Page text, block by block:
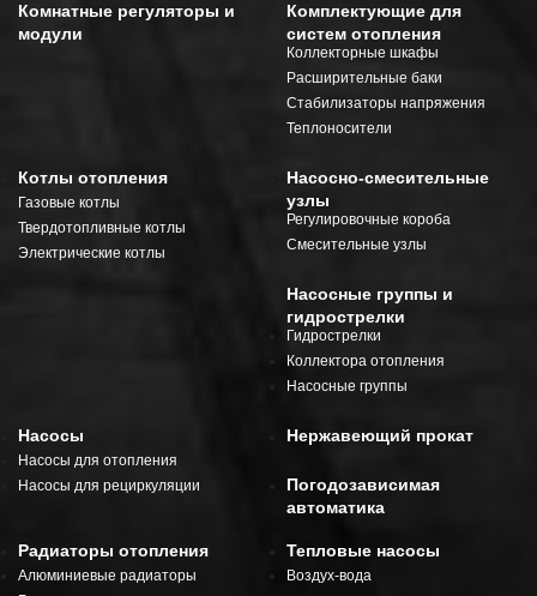
Комнатные регуляторы и
модули
Комплектующие для
систем отопления
Коллекторные шкафы
Расширительные баки
Стабилизаторы напряжения
Теплоносители
Котлы отопления
Газовые котлы
Твердотопливные котлы
Электрические котлы
Насосно-смесительные
узлы
Регулировочные короба
Смесительные узлы
Насосные группы и
гидрострелки
Гидрострелки
Коллектора отопления
Насосные группы
Насосы
Насосы для отопления
Насосы для рециркуляции
Нержавеющий прокат
Погодозависимая
автоматика
Радиаторы отопления
Алюминиевые радиаторы
Тепловые насосы
Воздух-вода